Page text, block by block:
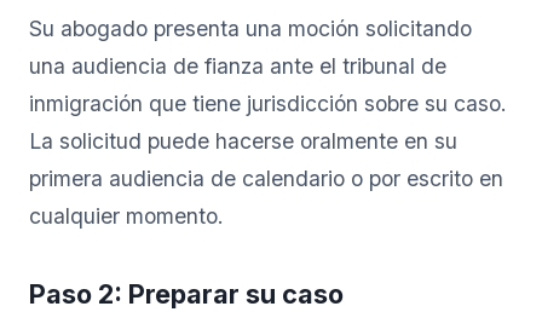
Su abogado presenta una moción solicitando
una audiencia de fianza ante el tribunal de
inmigración que tiene jurisdicción sobre su caso.
La solicitud puede hacerse oralmente en su
primera audiencia de calendario o por escrito en
cualquier momento.
Paso 2: Preparar su caso